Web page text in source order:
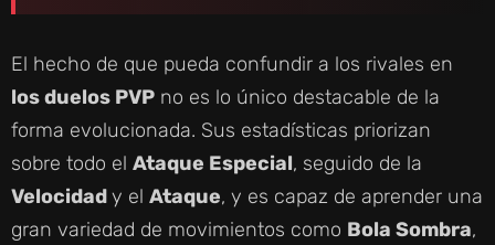
El hecho de que pueda confundir a los rivales en
los duelos PVP no es lo único destacable de la
forma evolucionada. Sus estadísticas priorizan
sobre todo el Ataque Especial, seguido de la
Velocidady el Ataque, y es capaz de aprender una
gran variedad de movimientos como Bola Sombra,